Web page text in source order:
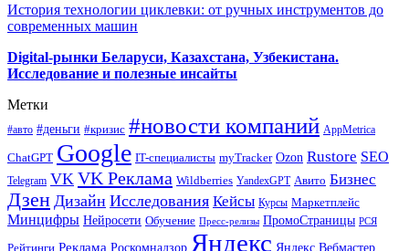
История технологии циклевки: от ручных инструментов до
современных машин
Digital-рынки Беларуси, Казахстана, Узбекистана.
Исследование и полезные инсайты
Метки
#авто #деньги #кризис #новости компаний AppMetrica
ChatGPT Google IT-специалисты myTracker Ozon Rustore SEO
Telegram VK VK Реклама Wildberries YandexGPT Авито Бизнес
Дзен Дизайн Исследования Кейсы Курсы Маркетплейс
Минцифры Нейросети Обучение Пресс-релизы ПромоСтраницы РСЯ
Рейтинги Реклама Роскомнадзор Яндекс Яндекс.Вебмастер